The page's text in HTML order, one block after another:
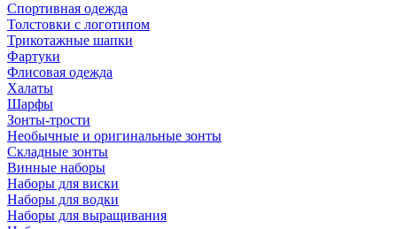
Спортивная одежда
Толстовки с логотипом
Трикотажные шапки
Фартуки
Флисовая одежда
Халаты
Шарфы
Зонты-трости
Необычные и оригинальные зонты
Складные зонты
Винные наборы
Наборы для виски
Наборы для водки
Наборы для выращивания